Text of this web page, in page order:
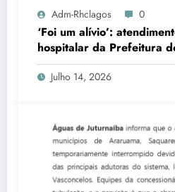
Adm-Rhclagos 0
‘Foi um alívio’:
hospitalar da Prefeitura
transforma rotina de
Julho 14, 2026